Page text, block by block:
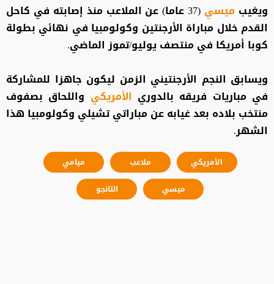
ويغيب ميسي
(37 عاما) عن الملاعب منذ إصابته في كاحل
القدم خلال مباراة الأرجنتين وكولومبيا في نهائي بطولة
كوبا أمريكا في منتصف يوليو/تموز الماضي.
ويسابق النجم الأرجنتيني الزمن ليكون جاهزا للمشاركة
في مباريات فريقه بالدوري الأمريكي واللحاق بصفوف
منتخب بلاده بعد غيابه عن مباراتي تشيلي وكولومبيا هذا
الشهر.
الأمريكي ملاعب
ميامي
ميسي
التانجو